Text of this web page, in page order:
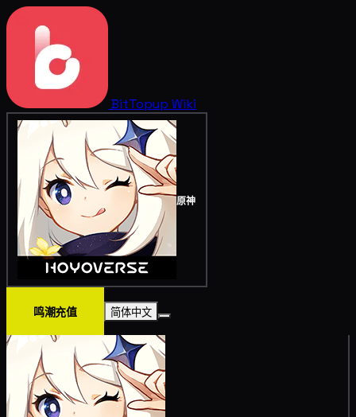
BitTopup Wiki
原神
鸣潮充值 简体中文